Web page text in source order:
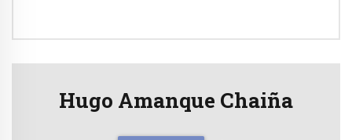
Hugo Amanque Chaiña